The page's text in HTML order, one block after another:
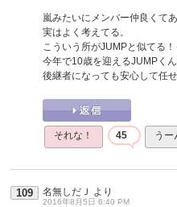
嵐みたいにメンバー仲良くて
実はよく考えてる。
こういう所がJUMPと似てる！
今年で10歳を迎えるJUMPく
後継者になっても安心して任
それな！ 45 う
109 名無しだＪ より
2016年8月5日 6:40 PM